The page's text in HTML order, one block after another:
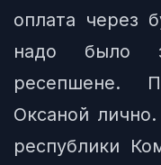
оплата через
надо было
ресепшене.
Оксаной
республики